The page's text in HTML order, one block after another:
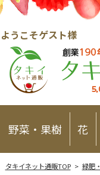
ようこそゲスト様
野菜・果樹 花
タキイネット通販TOP> 緑肥